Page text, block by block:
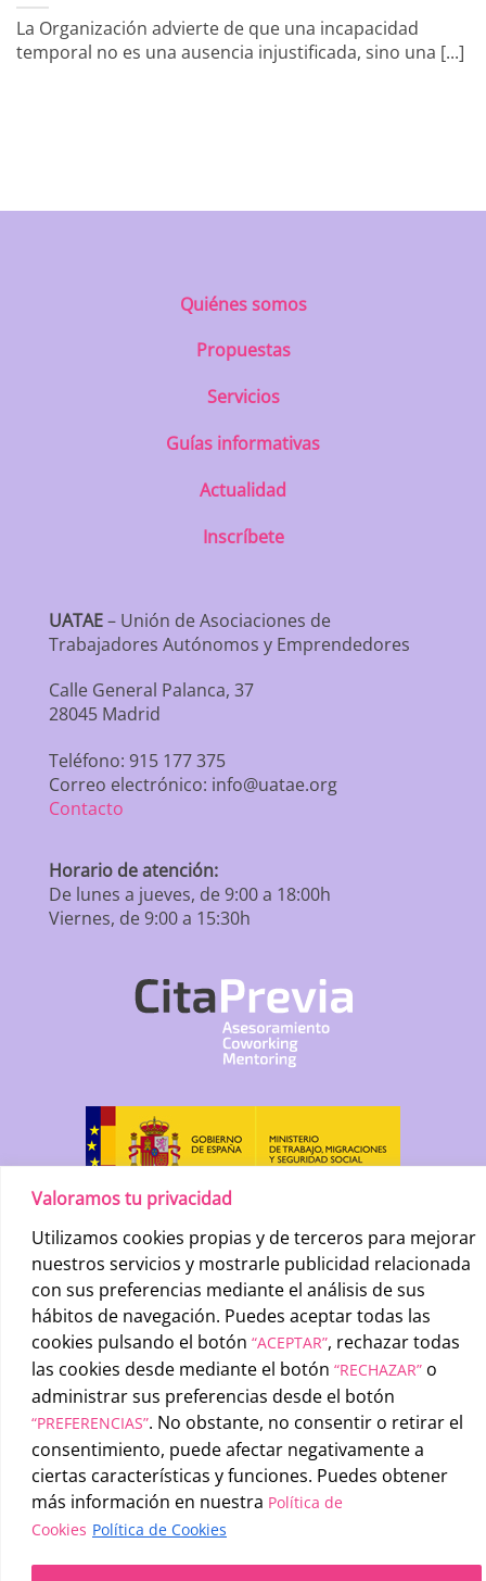
Valoramos tu privacidad
Utilizamos cookies propias y de terceros para mejorar
nuestros servicios y mostrarle publicidad relacionada
con sus preferencias mediante el análisis de sus
hábitos de navegación. Puedes aceptar todas las
cookies pulsando el botón “ACEPTAR”, rechazar todas
las cookies desde mediante el botón “RECHAZAR” o
administrar sus preferencias desde el botón
“PREFERENCIAS”. No obstante, no consentir o retirar el
consentimiento, puede afectar negativamente a
ciertas características y funciones. Puedes obtener
más información en nuestra Política de
Cookies Política de Cookies
La Organización advierte de que una incapacidad
temporal no es una ausencia injustificada, sino una [...]
best-first/
Quiénes somos
Propuestas
Servicios
Guías informativas
Actualidad
Inscríbete
UATAE– Unión de Asociaciones de
Trabajadores Autónomos y Emprendedores
Calle General Palanca, 37
28045 Madrid
Teléfono: 915 177 375
Correo electrónico: info@uatae.org
Contacto
Horario de atención:
De lunes a jueves, de 9:00 a 18:00h
Viernes, de 9:00 a 15:30h
UATAE 2026 © |Condiciones generales de uso- Política de
privacidad-Política de cookies